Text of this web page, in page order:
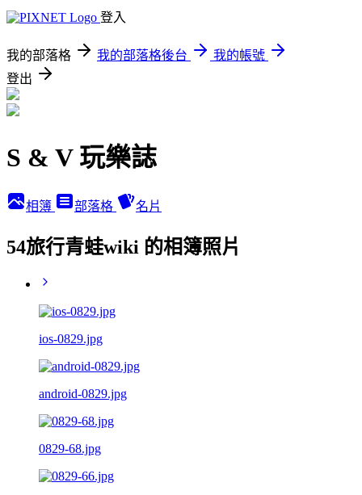
登入
我的部落格 我的部落格後台
我的帳號
登出
S & V 玩樂誌
相簿 部落格 名片
54旅行青蛙wiki 的相簿照片
ios-0829.jpg
android-0829.jpg
0829-68.jpg